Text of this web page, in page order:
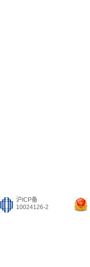
沪ICP备
10024126-2